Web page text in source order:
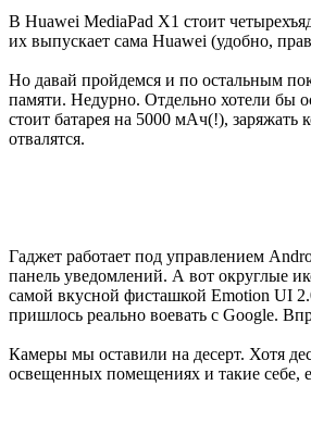
В Huawei MediaPad X1 стоит
их выпускает сама Huawei (удобно,
Но давай пройдемся и по остальным
памяти. Недурно. Отдельно хотели бы
стоит батарея на 5000 мАч(!),
отвалятся.
Гаджет работает под управлением
панель уведомлений. А вот округлые
самой вкусной фисташкой Emotion UI
пришлось реально воевать с Google.
Камеры мы оставили на десерт. Хотя
освещенных помещениях и такие себе,